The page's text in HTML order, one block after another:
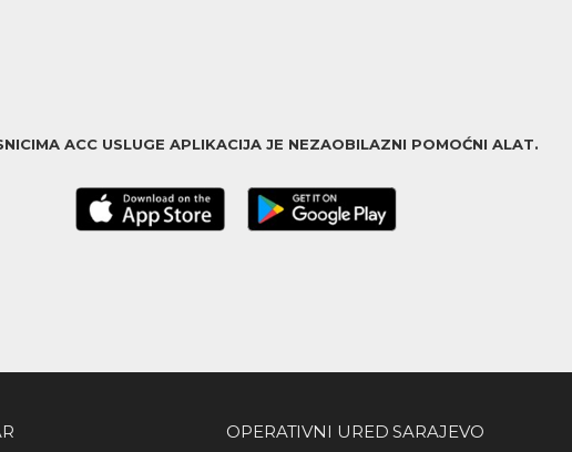
ACC USLUGE APLIKACIJA JE NEZAOBILAZNI POMOĆNI ALAT.
OPERATIVNI URED SARAJEVO